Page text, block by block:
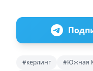
#керлинг
#Южная